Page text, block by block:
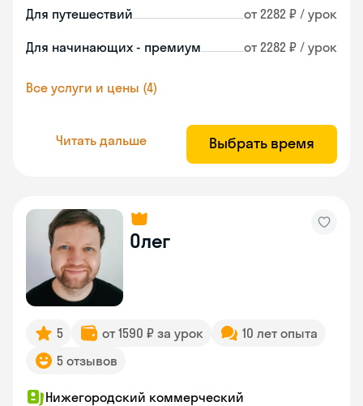
Для путешествий от 2282 ₽ / урок
Для начинающих - премиум от 2282 ₽ / урок
Все услуги и цены (4)
Читать дальше Выбрать время
Олег
5 от 1590 ₽ за урок
10 лет опыта
5 отзывов
Нижегородский коммерческий